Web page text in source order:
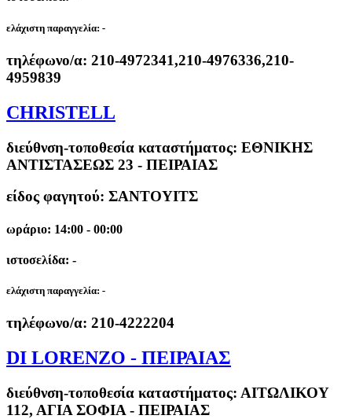
ελάχιστη παραγγελία: -
τηλέφωνο/α: 210-4972341,210-4976336,210-
4959839
CHRISTELL
διεύθνση-τοποθεσία καταστήματος: ΕΘΝΙΚΗΣ
ΑΝΤΙΣΤΑΣΕΩΣ 23 - ΠΕΙΡΑΙΑΣ
είδος φαγητού: ΣΑΝΤΟΥΙΤΣ
ωράριο: 14:00 - 00:00
ιστοσελίδα: -
ελάχιστη παραγγελία: -
τηλέφωνο/α: 210-4222204
DI LORENZO - ΠΕΙΡΑΙΑΣ
διεύθνση-τοποθεσία καταστήματος: ΑΙΤΩΛΙΚΟΥ
112, ΑΓΙΑ ΣΟΦΙΑ - ΠΕΙΡΑΙΑΣ